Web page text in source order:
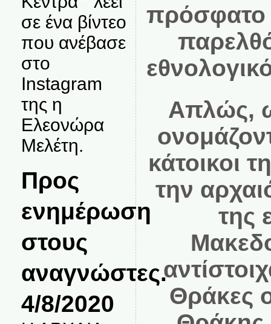
σε ένα βίντεο
που ανέβασε
στο
Instagram
της η
Ελεονώρα
Μελέτη.
Προς
ενημέρωση
στους
αναγνώστες.
4/8/2020
πρόσφατο
Απλώς,
κάτοικοι
την
της
Θράκες